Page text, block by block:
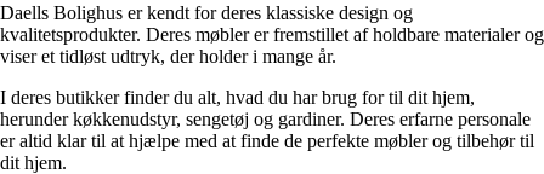
Daells Bolighus er kendt for deres klassiske design og
kvalitetsprodukter. Deres møbler er fremstillet af holdbare materialer og
viser et tidløst udtryk, der holder i mange år.
I deres butikker finder du alt, hvad du har brug for til dit hjem,
herunder køkkenudstyr, sengetøj og gardiner. Deres erfarne personale
er altid klar til at hjælpe med at finde de perfekte møbler og tilbehør til
dit hjem.